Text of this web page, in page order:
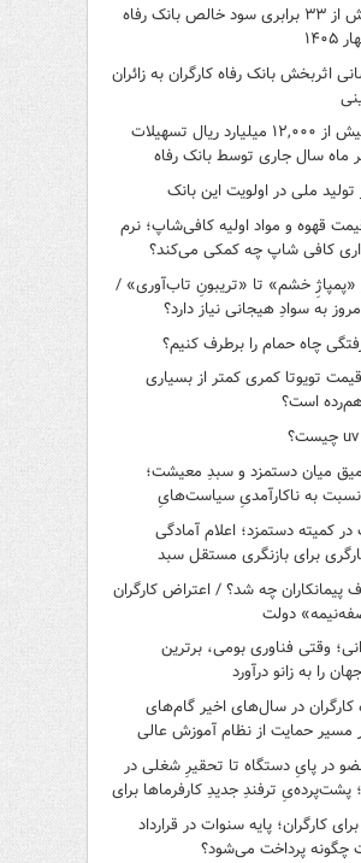
جهش بیش از ۳۳ برابری سود خالص بانک رفاه
اثربخش بانک رفاه کارگران به زائران
پرداخت بیش از ۱۲,۰۰۰ میلیارد ریال تسهیلات
ماه سال جاری توسط بانک رفاه
ملی در اولویت این بانک
قهوه و مواد اولیه کافی‌شاپ؛ نرم
کافی شاپ چه کمکی می‌کند؟
«پمپاژِ خشم» تا «تریبونِ تاب‌آوری» /
به سوادِ هیجانی نیاز دارد؟
چاه حمام را برطرف کنیم؟
تویوتا کمری کمتر از بسیاری
است؟
میان دستمزد و سبدِ معیشت؛
به ناکارآمدیِ سیاست‌هایِ
دادند
کمیته دستمزد؛ اعلام آمادگی
برای بازنگری مستقل سبد
پیمانکاران چه شد؟ / اعتراض کارگران
دولت
وقتی فناوری بومی، برترین
را به زانو درآورد
کارگران در سال‌های اخیر گام‌های
مسیر حمایت از نظام آموزش عالی
در پایِ دستگاه تا تحقیرِ شغلی در
ترفندِ جدیدِ کارفرماها برای
چیست؟
کارگران؛ پایه سنوات در قرارداد
چگونه پرداخت می‌شود؟